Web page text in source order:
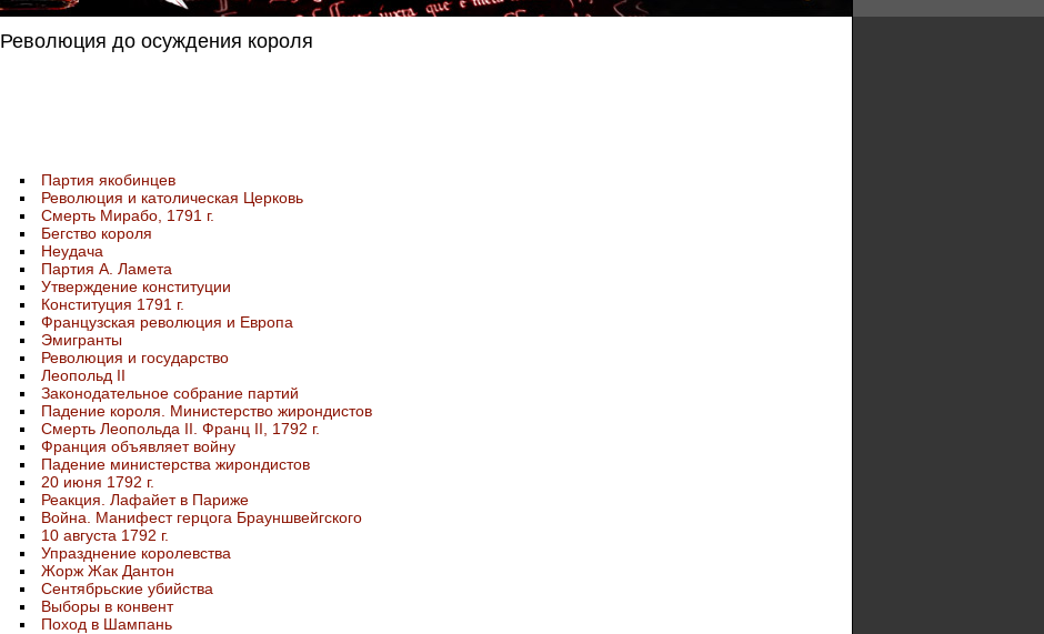
Революция до осуждения короля
Партия якобинцев
Революция и католическая Церковь
Смерть Мирабо, 1791 г.
Бегство короля
Неудача
Партия А. Ламета
Утверждение конституции
Конституция 1791 г.
Французская революция и Европа
Эмигранты
Революция и государство
Леопольд II
Законодательное собрание партий
Падение короля. Министерство жирондистов
Смерть Леопольда II. Франц II, 1792 г.
Франция объявляет войну
Падение министерства жирондистов
20 июня 1792 г.
Реакция. Лафайет в Париже
Война. Манифест герцога Брауншвейгского
10 августа 1792 г.
Упразднение королевства
Жорж Жак Дантон
Сентябрьские убийства
Выборы в конвент
Поход в Шампань